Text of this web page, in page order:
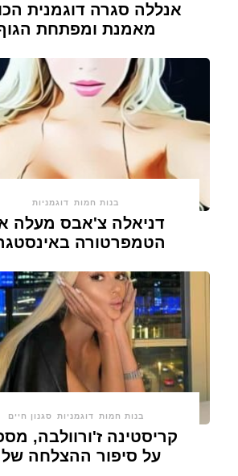
אנללה סגרה דוגמנית
מאמנת ומפתחת
בנות חמות דוגמניות
דניאלה צ'אבס מעלה
הטמפרטורה
בנות חמות דוגמניות סגנון חיים
קריסטינה ז'ורוולבה,
על סיפור ההצלחה